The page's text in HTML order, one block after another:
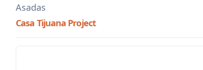
Asadas
Casa Tijuana Project